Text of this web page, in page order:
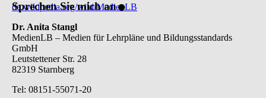
de.wikipedia.org/wiki/MedienLB
Sprechen Sie mich an
Dr. Anita Stangl
MedienLB – Medien für Lehrpläne und Bildungsstandards
GmbH
Leutstettener Str. 28
82319 Starnberg
Tel: 08151-55071-20